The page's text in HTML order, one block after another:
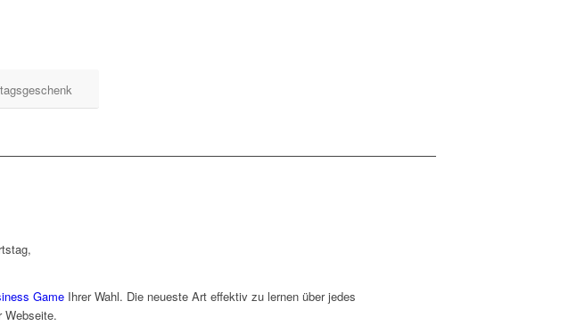
Game Ihrer Wahl. Die neueste Art effektiv zu lernen über jedes